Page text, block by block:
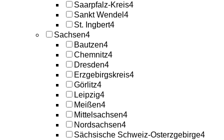
Saarpfalz-Kreis4
Sankt Wendel 4
St. Ingbert4
Sachsen4
Bautzen4
Chemnitz4
Dresden4
Erzgebirgskreis4
Görlitz4
Leipzig4
Meißen4
Mittelsachsen4
Nordsachsen4
Sächsische Schweiz-Osterzgebirge4